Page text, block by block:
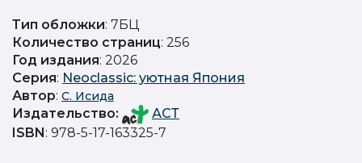
Тип обложки: 7БЦ
Количество страниц: 256
Год издания: 2026
Серия: Neoclassic: уютная Япония
Автор: С. Исида
Издательство:
АСТ
ISBN: 978-5-17-163325-7